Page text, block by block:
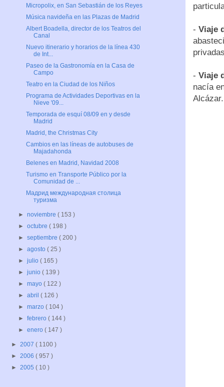
- Viaje
- Viaje
nacía
Alcázar.
Micropolix, en San Sebastián de los Reyes
Música navideña en las Plazas de Madrid
Albert Boadella, director de los Teatros del
Canal
Nuevo itinerario y horarios de la línea 430
de Int...
Paseo de la Gastronomía en la Casa de
Campo
Teatro en la Ciudad de los Niños
Programa de Actividades Deportivas en la
Nieve '09...
Temporada de esquí 08/09 en y desde
Madrid
Madrid, the Christmas City
Cambios en las líneas de autobuses de
Majadahonda
Belenes en Madrid, Navidad 2008
Turismo en Transporte Público por la
Comunidad de ...
Мадрид международная столица
туризма
►noviembre( 153 )
►octubre( 198 )
►septiembre( 200 )
►agosto( 25 )
►julio( 165 )
►junio( 139 )
►mayo( 122 )
►abril( 126 )
►marzo( 104 )
►febrero( 144 )
►enero( 147 )
► 2007 ( 1100 )
► 2006 ( 957 )
► 2005 ( 10 )